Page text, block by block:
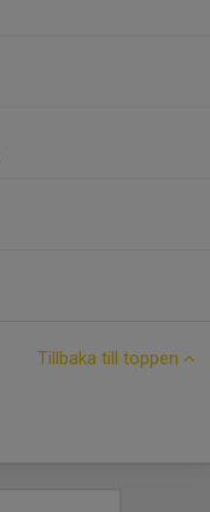
Tillbaka till toppen